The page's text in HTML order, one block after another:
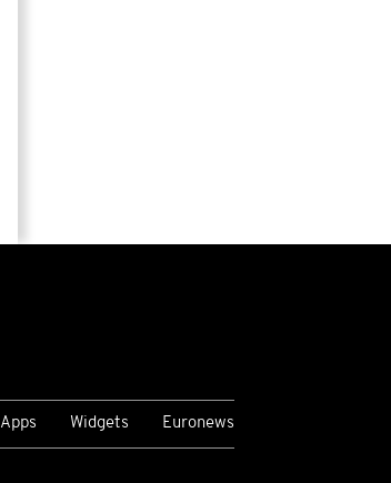
Apps Widgets Euronews